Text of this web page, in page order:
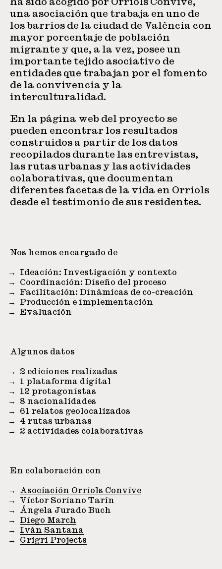
una asociación que trabaja en uno de
los barrios de la ciudad de València con
mayor porcentaje de población
migrante y que, a la vez, posee un
importante tejido asociativo de
entidades que trabajan por el fomento
de la convivencia y la
interculturalidad.
En la página web del proyecto se
pueden encontrar los resultados
construidos a partir de los datos
recopilados durante las entrevistas,
las rutas urbanas y las actividades
colaborativas, que documentan
diferentes facetas de la vida en Orriols
desde el testimonio de sus residentes.
Nos hemos encargado de
Ideación: Investigación y contexto
Coordinación: Diseño del proceso
Facilitación: Dinámicas de co-creación
Producción e implementación
Evaluación
Algunos datos
2 ediciones realizadas
1 plataforma digital
12 protagonistas
8 nacionalidades
61 relatos geolocalizados
4 rutas urbanas
2 actividades colaborativas
En colaboración con
Asociación Orriols Convive
Víctor Soriano Tarín
Ángela Jurado Buch
Diego March
Iván Santana
Grigri Projects